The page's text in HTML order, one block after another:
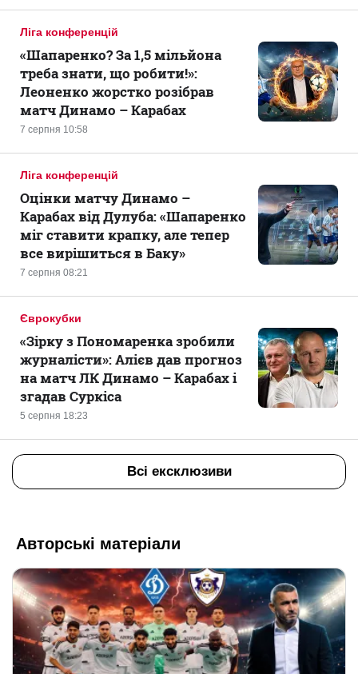
Ліга конференцій
7 серпня 10:58
«Шапаренко? За 1,5 мільйона
треба знати, що робити!»:
Леоненко жорстко розібрав
матч Динамо – Карабах
Ліга конференцій
7 серпня 08:21
Оцінки матчу Динамо –
Карабах від Дулуба: «Шапаренко
міг ставити крапку, але тепер
все вирішиться в Баку»
Єврокубки
5 серпня 18:23
«Зірку з Пономаренка зробили
журналісти»: Алієв дав прогноз
на матч ЛК Динамо – Карабах і
згадав Суркіса
Всі ексклюзиви
Авторські матеріали